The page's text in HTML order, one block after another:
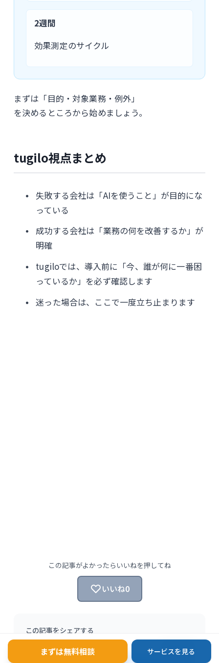
2週間
効果測定のサイクル
まずは「目的・対象業務・例外」
を決めるところから始めましょう。
tugilo視点まとめ
失敗する会社は「AIを使うこと」が目的にな
っている
成功する会社は「業務の何を改善するか」が
明確
tugiloでは、導入前に「今、誰が何に一番困
っているか」を必ず確認します
迷った場合は、ここで一度立ち止まります
この記事がよかったらいいねを押してね
いいね0
この記事をシェアする
コ
まずは無料相談 サービスを見る